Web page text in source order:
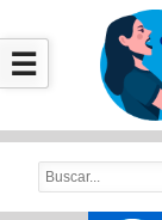
☰×
Afiliate